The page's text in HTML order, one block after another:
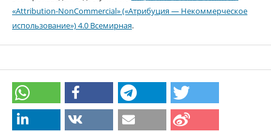
«Attribution-NonCommercial» («Атрибуция — Некоммерческое
использование») 4.0 Всемирная.